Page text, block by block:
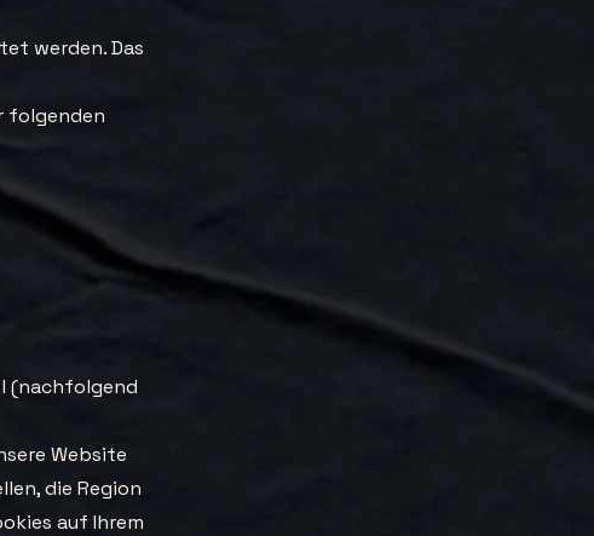
werden. Das
folgenden
(nachfolgend
Website
die Region
auf Ihrem